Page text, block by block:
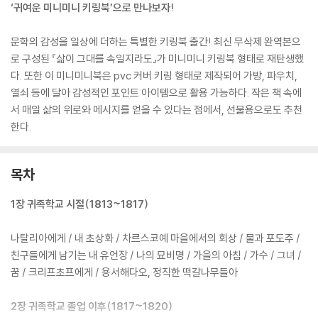
‘귀여운 미니미니 키링북’으로 만나보자!
문학의 감성을 일상에 더하는 특별한 키링북 출간! 최신 무삭제 완역본으
로 구성된 『삶이 그대를 속일지라도』가 미니미니 키링북 형태로 재탄생했
다. 또한 이 미니미니북은 pvc 커버 키링 형태로 제작되어 가방, 파우치,
열쇠 등에 달아 감성적인 포인트 아이템으로 활용 가능하다. 작은 책 속에
서 매일 삶의 위로와 메시지를 얻을 수 있다는 점에서, 선물용으로도 추천
한다.
목차
1장 귀족학교 시절(1813~1817)
나탈리아에게 / 내 초상화 / 차르스코예 마을에서의 회상 / 물과 포도주 /
친구들에게 남기는 내 유언장 / 나의 묘비명 / 가을의 아침 / 가수 / 그녀 /
꿈 / 크리프초프에게 / 용서해다오, 정직한 떡갈나무들아
2장 귀족학교 졸업 이후(1817~1820)